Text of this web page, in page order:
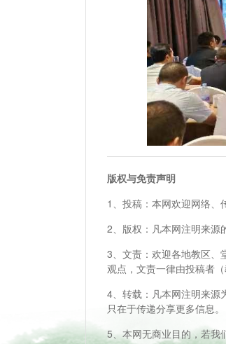
版权与免责声明
1、投稿：本网欢迎网络、
2、版权：凡本网注明来源
3、文责：欢迎各地教区、
观点，文责一律由投稿者
4、转载：凡本网注明来源
只在于传递分享更多信息。
5、本网无商业目的，若我